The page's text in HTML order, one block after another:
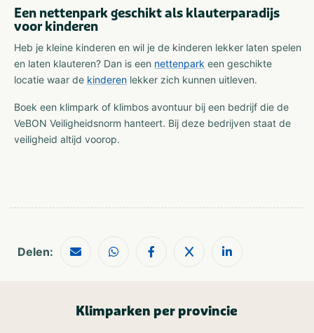
Een nettenpark geschikt als klauterparadijs
voor kinderen
Heb je kleine kinderen en wil je de kinderen lekker laten spelen
en laten klauteren? Dan is een nettenpark een geschikte
locatie waar de kinderen lekker zich kunnen uitleven.
Boek een klimpark of klimbos avontuur bij een bedrijf die de
VeBON Veiligheidsnorm hanteert. Bij deze bedrijven staat de
veiligheid altijd voorop.
Delen:
Klimparken per provincie